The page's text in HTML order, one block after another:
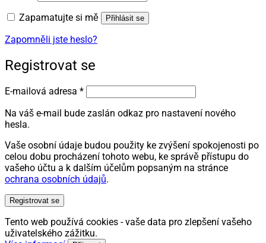
Zapamatujte si mě Přihlásit se
Zapomněli jste heslo?
Registrovat se
E-mailová adresa *Povinné
Na váš e-mail bude zaslán odkaz pro nastavení nového
hesla.
Vaše osobní údaje budou použity ke zvýšení spokojenosti po
celou dobu procházení tohoto webu, ke správě přístupu do
vašeho účtu a k dalším účelům popsaným na stránce
ochrana osobních údajů.
Registrovat se
Tento web používá cookies - vaše data pro zlepšení vašeho
uživatelského zážitku.